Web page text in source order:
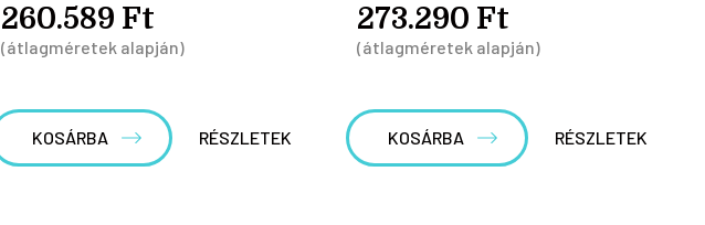
260.589 Ft
(átlagméretek alapján)
KOSÁRBA RÉSZLETEK
273.290 Ft
(átlagméretek alapján)
KOSÁRBA RÉSZLETEK